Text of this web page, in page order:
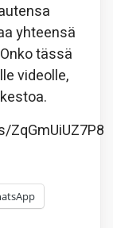
yhteensä
tässä
videolle,